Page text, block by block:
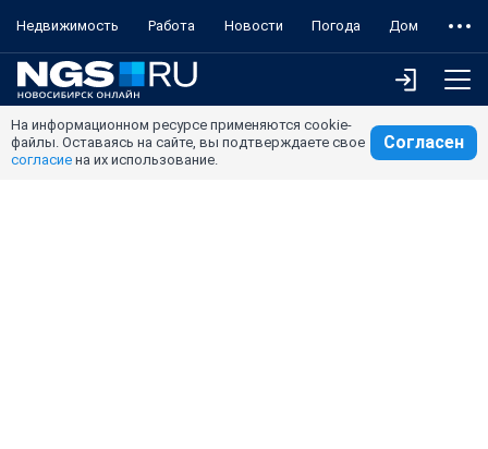
Недвижимость Работа Новости Погода Дом
На информационном ресурсе применяются cookie-
файлы. Оставаясь на сайте, вы подтверждаете свое
согласие на их использование.
Согласен